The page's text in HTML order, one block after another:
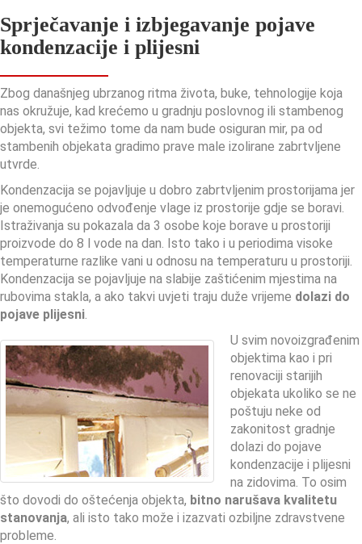
Sprječavanje i izbjegavanje pojave
kondenzacije i plijesni
Zbog današnjeg ubrzanog ritma života, buke, tehnologije koja
nas okružuje, kad krećemo u gradnju poslovnog ili stambenog
objekta, svi težimo tome da nam bude osiguran mir, pa od
stambenih objekata gradimo prave male izolirane zabrtvljene
utvrde.
Kondenzacija se pojavljuje u dobro zabrtvljenim prostorijama jer
je onemogućeno odvođenje vlage iz prostorije gdje se boravi.
Istraživanja su pokazala da 3 osobe koje borave u prostoriji
proizvode do 8 l vode na dan. Isto tako i u periodima visoke
temperaturne razlike vani u odnosu na temperaturu u prostoriji.
Kondenzacija se pojavljuje na slabije zaštićenim mjestima na
rubovima stakla, a ako takvi uvjeti traju duže vrijeme dolazi do
pojave plijesni.
U svim novoizgrađenim
objektima kao i pri
renovaciji starijih
objekata ukoliko se ne
poštuju neke od
zakonitost gradnje
dolazi do pojave
kondenzacije i plijesni
na zidovima. To osim
što dovodi do oštećenja objekta, bitno narušava kvalitetu
stanovanja, ali isto tako može i izazvati ozbiljne zdravstvene
probleme.